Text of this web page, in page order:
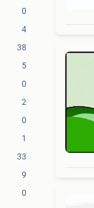
0
4
38
5
0
2
0
1
33
9
0